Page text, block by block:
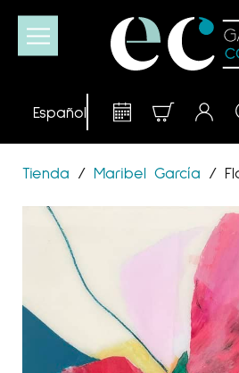
Tienda / Maribel García /